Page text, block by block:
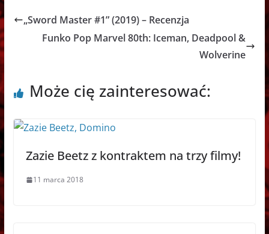
„Sword Master #1” (2019) – Recenzja
Funko Pop Marvel 80th: Iceman, Deadpool &
Wolverine
Może cię zainteresować:
Zazie Beetz z kontraktem na trzy filmy!
11 marca 2018